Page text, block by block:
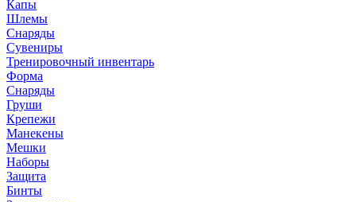
Капы
Шлемы
Снаряды
Сувениры
Тренировочный инвентарь
Форма
Снаряды
Груши
Крепежи
Манекены
Мешки
Наборы
Защита
Бинты